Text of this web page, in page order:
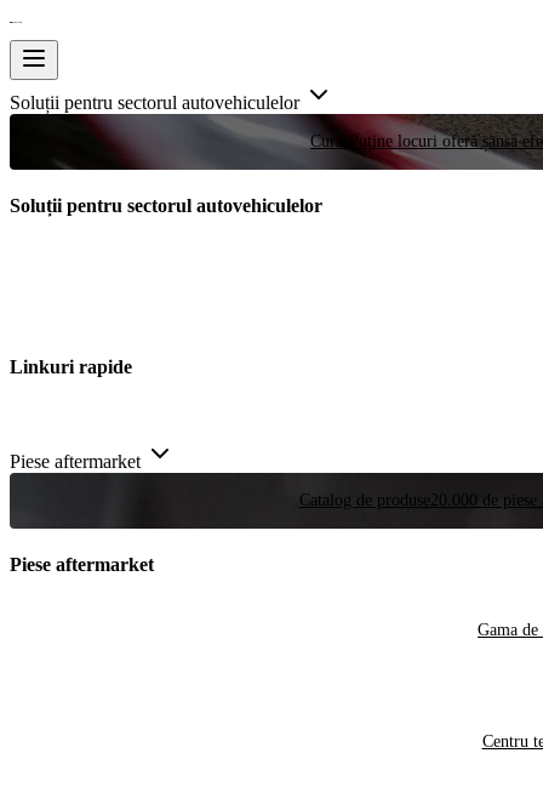
Soluții pentru sectorul autovehiculelor
Curse Puține locuri oferă șansa
Soluții pentru sectorul autovehiculelor
Linkuri rapide
Piese aftermarket
Catalog de produse 20.000 de
Piese aftermarket
Gama de
Centru